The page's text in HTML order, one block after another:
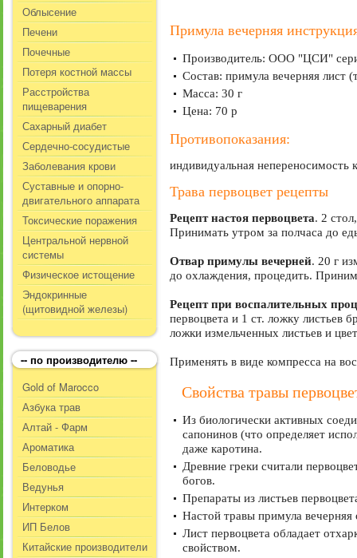
Облысение
Печени
Почечные
Потеря костной массы
Расстройства
пищеварения
Сахарный диабет
Сердечно-сосудистые
Заболевания крови
Суставные и опорно-
двигательного аппарата
Токсические поражения
Центральной нервной
системы
Физическое истощение
Эндокринные
(щитовидной железы)
-- по производителю --
Gold of Marocco
Азбука трав
Алтай - Фарм
Ароматика
Беловодье
Ведунья
Интерком
ИП Белов
Китайские производители
Примула вечерняя
Производитель: ООО "ЦСИ"
Состав: примула вечерняя лист
Масса: 30 г
Цена: 70 р
Противопоказания:
индивидуальная непереносимость
Трава первоцвет рецепты
Рецепт настоя первоцвета. 2
Принимать утром за полчаса до
Отвар примулы вечерней. 20 г
до охлаждения, процедить.
Рецепт при воспалительных
первоцвета и 1 ст. ложку листьев
ложки измельченных листьев и
Применять в виде компресса на
Свойства травы
Из биологически активных
сапонинов (что определяет
даже каротина.
Древние греки считали
богов.
Препараты из листьев
Настой травы примула
Лист первоцвета обладает
свойством.